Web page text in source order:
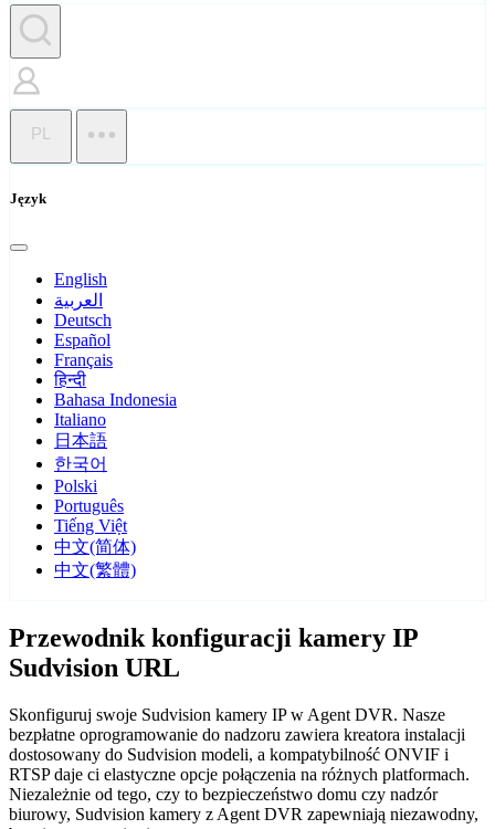
PL
Język
English
العربية
Deutsch
Español
Français
हिन्दी
Bahasa Indonesia
Italiano
日本語
한국어
Polski
Português
Tiếng Việt
中文(简体)
中文(繁體)
Przewodnik konfiguracji kamery IP
Sudvision URL
Skonfiguruj swoje Sudvision kamery IP w Agent DVR. Nasze
bezpłatne oprogramowanie do nadzoru zawiera kreatora instalacji
dostosowany do Sudvision modeli, a kompatybilność ONVIF i
RTSP daje ci elastyczne opcje połączenia na różnych platformach.
Niezależnie od tego, czy to bezpieczeństwo domu czy nadzór
biurowy, Sudvision kamery z Agent DVR zapewniają niezawodny,